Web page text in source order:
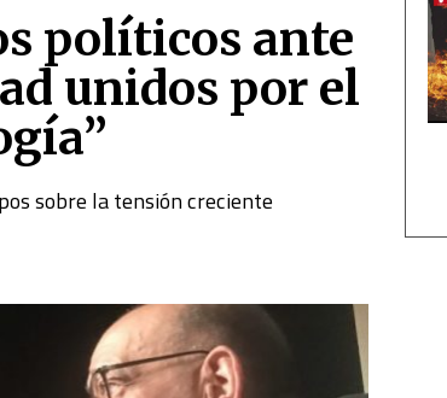
políticos ante
unidos por el
sobre la tensión creciente